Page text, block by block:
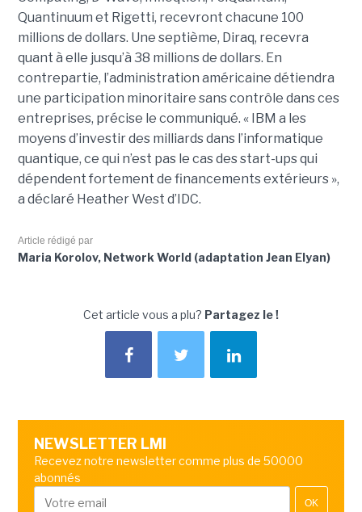
Quantinuum et Rigetti, recevront chacune 100
millions de dollars. Une septième, Diraq, recevra
quant à elle jusqu’à 38 millions de dollars. En
contrepartie, l’administration américaine détiendra
une participation minoritaire sans contrôle dans ces
entreprises, précise le communiqué. « IBM a les
moyens d’investir des milliards dans l’informatique
quantique, ce qui n’est pas le cas des start-ups qui
dépendent fortement de financements extérieurs »,
a déclaré Heather West d’IDC.
Article rédigé par
Maria Korolov, Network World (adaptation Jean Elyan)
Cet article vous a plu? Partagez le !
NEWSLETTER LMI
Recevez notre newsletter comme plus de 50000
abonnés
OK